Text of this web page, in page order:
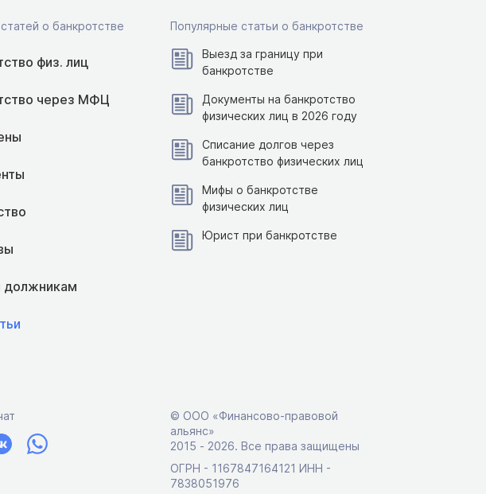
о банкротстве
физ. лиц
через МФЦ
должникам
Популярные статьи о банкротстве
Выезд за границу при
банкротстве
Документы на банкротство
физических лиц в 2026 году
Списание долгов через
банкротство физических лиц
Мифы о банкротстве
физических лиц
Юрист при банкротстве
© ООО «Финансово-правовой
альянс»
2015 ‑ 2026. Все права защищены
ОГРН - 1167847164121 ИНН -
7838051976